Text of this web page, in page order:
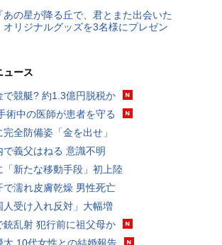
あの星が降る丘で、君とまた出会いた
オリジナルグッズを3名様にプレゼン
ュース
で競艇? 約1.3億円脱税か
術中の医師が患者を守る
完全防備姿「金を出せ」
で義父はねる 意識不明
「新たな移動手段」初上陸
で濡れ皮膚乾燥 男性死亡
人受け入れ反対」大幅増
銃乱射 犯行前に祖父母か
太 10代女性との結婚報告